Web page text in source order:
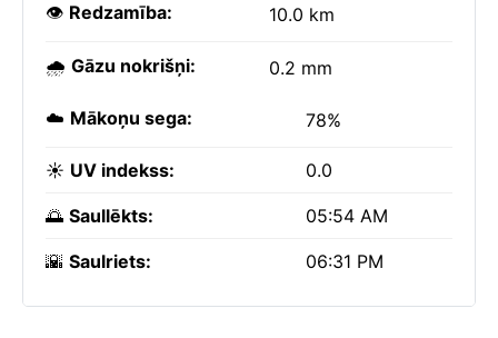
👁️ Redzamība: 10.0 km
🌧️ Gāzu nokrišņi: 0.2 mm
☁️ Mākoņu sega: 78%
☀️ UV indekss: 0.0
🌅 Saullēkts: 05:54 AM
🌇 Saulriets: 06:31 PM